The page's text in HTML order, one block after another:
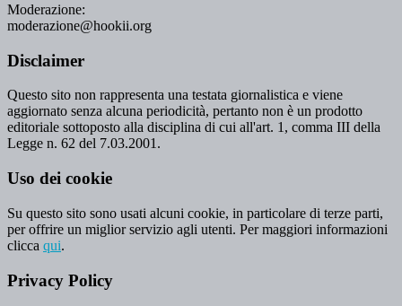
Moderazione:
moderazione@hookii.org
Disclaimer
Questo sito non rappresenta una testata giornalistica e viene
aggiornato senza alcuna periodicità, pertanto non è un prodotto
editoriale sottoposto alla disciplina di cui all'art. 1, comma III della
Legge n. 62 del 7.03.2001.
Uso dei cookie
Su questo sito sono usati alcuni cookie, in particolare di terze parti,
per offrire un miglior servizio agli utenti. Per maggiori informazioni
clicca qui.
Privacy Policy